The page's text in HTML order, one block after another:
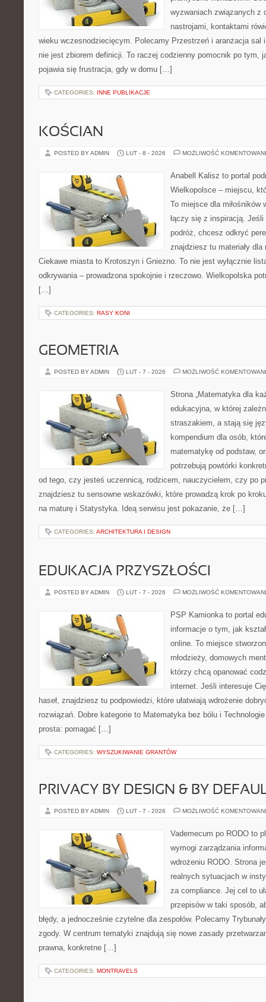
wyzwaniach związanych z
nastrojami, kontaktami
wieku wczesnodziecięcym. Polecamy Przestrzeń i aranżacja sal
nie jest zbiorem definicji. To raczej codzienny pomocnik po tym,
pojawia się frustracja, gdy w domu […]
CATEGORIES: INNE PUBLIKACJE
KOŚCIAN
POSTED BY ADMIN LUT - 8 - 2026 MOŻLIWOŚĆ
Anabell Kalisz to portal
Wielkopolsce – miejscu,
To miejsce dla miłośników
łączy się z inspiracją.
podróż, chcesz odkryć
znajdziesz tu materiały
Ciekawe miasta to Krotoszyn i Gniezno. To nie jest wyłącznie
odkrywania – prowadzona spokojnie i rzeczowo. Wielkopolska
[…]
CATEGORIES: RASY KONI
GEOMETRIA
POSTED BY ADMIN LUT - 7 - 2026 MOŻLIWOŚĆ
Strona „Matematyka dla
edukacyjna, w której
straszakiem, a stają się
kompendium dla osób,
matematykę od podstaw,
potrzebują powtórki
od tego, czy jesteś uczennicą, rodzicem, nauczycielem, czy po
znajdziesz tu sensowne wskazówki, które prowadzą krok po
na maturę i Statystyka. Ideą serwisu jest pokazanie, że […]
CATEGORIES: ARCHITEKTURA I DESIGN
EDUKACJA PRZYSZŁOŚCI
POSTED BY ADMIN LUT - 7 - 2026 MOŻLIWOŚĆ
PSP Kamionka to portal
informacje o tym, jak
online. To miejsce
młodzieży, domowych
którzy chcą opanować
internet. Jeśli interesuje
haseł, znajdziesz tu podpowiedzi, które ułatwiają wdrożenie
rozwiązań. Dobre kategorie to Matematyka bez bólu i
prosta: pomagać […]
CATEGORIES: WYSZUKIWANIE GRANTÓW
PRIVACY BY DESIGN & BY
POSTED BY ADMIN LUT - 7 - 2026 MOŻLIWOŚĆ
Vademecum po RODO to
wymogi zarządzania
wdrożeniu RODO. Strona
realnych sytuacjach w
za compliance. Jej cel to
przepisów w taki sposób,
błędy, a jednocześnie czytelne dla zespołów. Polecamy
zgody. W centrum tematyki znajdują się nowe zasady
prawna, konkretne […]
CATEGORIES: MONTRAVELS